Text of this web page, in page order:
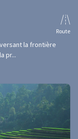
Route
la frontière
pr...